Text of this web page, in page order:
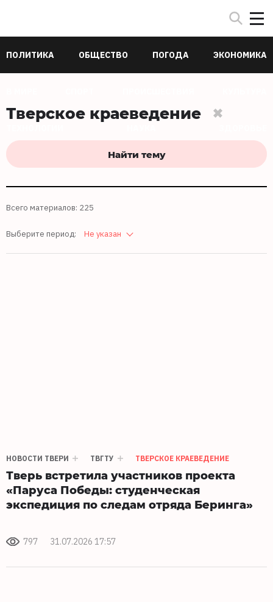
ПОЛИТИКА ОБЩЕСТВО ПОГОДА ЭКОНОМИКА
Тверское краеведение
Найти тему
Всего материалов: 225
Выберите период: Не указан
НОВОСТИ ТВЕРИ ТВГТУ ТВЕРСКОЕ КРАЕВЕДЕНИЕ
Тверь встретила участников проекта
«Паруса Победы: студенческая
экспедиция по следам отряда Беринга»
797 31.07.2026 17:57